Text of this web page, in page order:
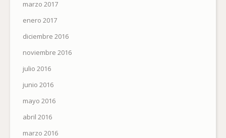
marzo 2017
enero 2017
diciembre 2016
noviembre 2016
julio 2016
junio 2016
mayo 2016
abril 2016
marzo 2016